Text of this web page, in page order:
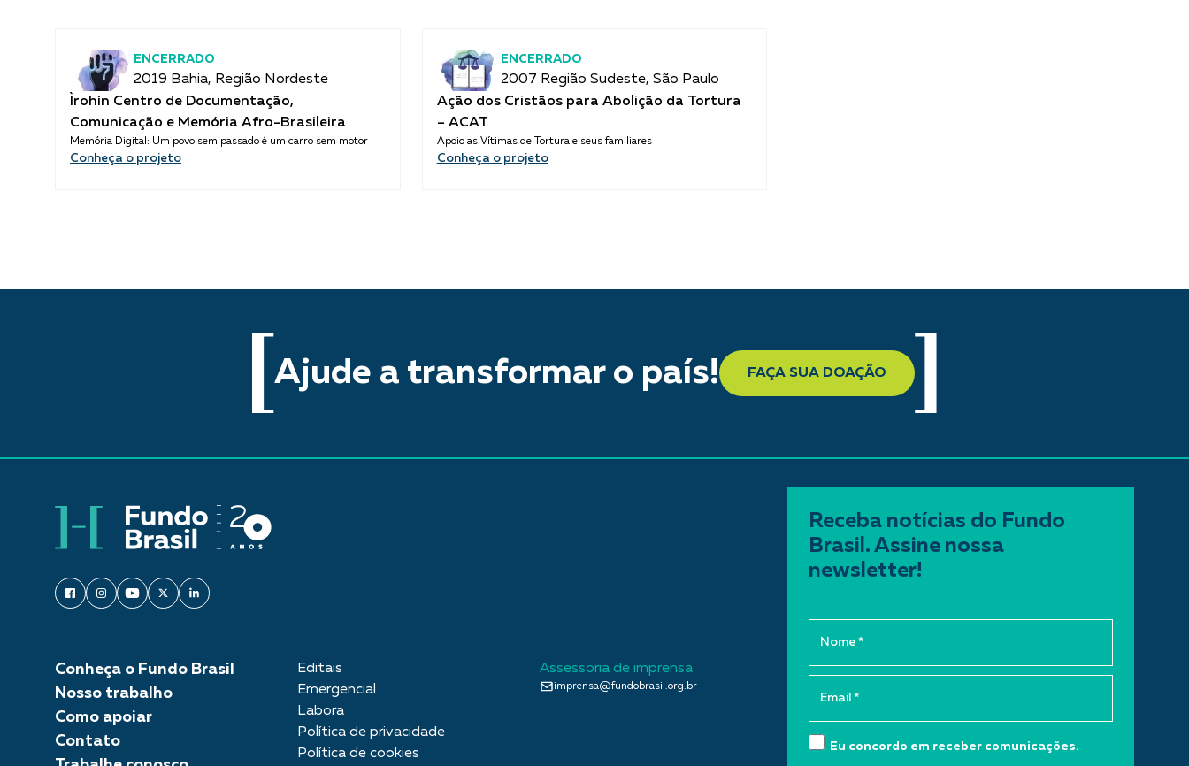
ENCERRADO
2019 Bahia, Região Nordeste
Ìrohìn Centro de Documentação,
Comunicação e Memória Afro-Brasileira
Memória Digital: Um povo sem passado é um carro sem motor
Conheça o projeto
ENCERRADO
2007 Região Sudeste, São Paulo
Ação dos Cristãos para Abolição da Tortura
– ACAT
Apoio as Vítimas de Tortura e seus familiares
Conheça o projeto
Ajude a transformar o país! FAÇA SUA DOAÇÃO
Conheça o Fundo Brasil
Nosso trabalho
Como apoiar
Contato
Editais
Emergencial
Labora
Política de privacidade
Política de cookies
Assessoria de imprensa
imprensa@fundobrasil.org.br
Receba notícias do Fundo
Brasil. Assine nossa
newsletter!
Eu concordo em receber comunicações.